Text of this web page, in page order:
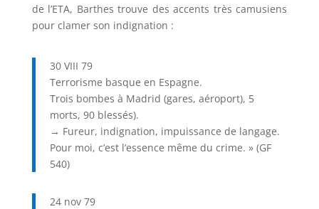
de l’ETA, Barthes trouve des accents très camusiens
pour clamer son indignation :
30 VIII 79
Terrorisme basque en Espagne.
Trois bombes à Madrid (gares, aéroport), 5
morts, 90 blessés).
→ Fureur, indignation, impuissance de langage.
Pour moi, c’est l’essence même du crime. » (GF
540)
24 nov 79